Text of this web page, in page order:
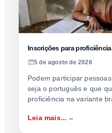
Inscrições para
5 de agosto de 2026
Podem participar
seja o português e que
proficiência na variante
Leia mais...